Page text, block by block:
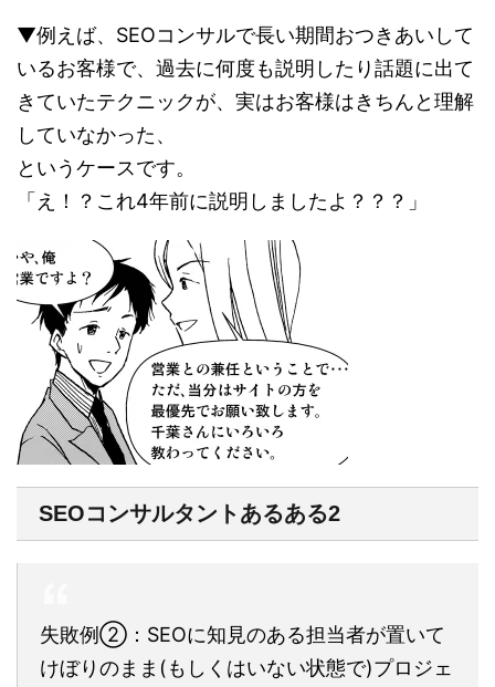
▼例えば、SEOコンサルで長い期間おつきあいして
いるお客様で、 過去に何度も説明したり話題に出て
きていたテクニックが、実はお客様はきちんと理解
していなかった、
というケースです。
「え！？これ4年前に説明しましたよ？？？」
SEOコンサルタントあるある2
失敗例②：SEOに知見のある担当者が置いて
けぼりのまま(もしくはいない状態で)プロジェ